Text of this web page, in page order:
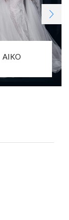
AIKO